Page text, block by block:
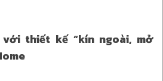
thiết kế “kín ngoài, mở